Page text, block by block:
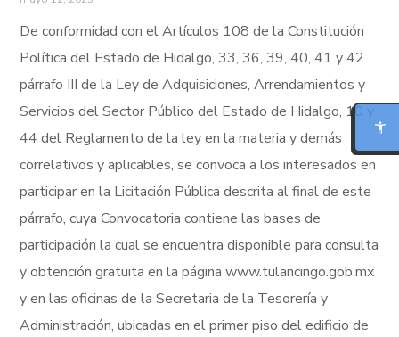
De conformidad con el Artículos 108 de la Constitución
Política del Estado de Hidalgo, 33, 36, 39, 40, 41 y 42
párrafo III de la Ley de Adquisiciones, Arrendamientos y
Servicios del Sector Público del Estado de Hidalgo, 10 y
44 del Reglamento de la ley en la materia y demás
correlativos y aplicables, se convoca a los interesados en
participar en la Licitación Pública descrita al final de este
párrafo, cuya Convocatoria contiene las bases de
participación la cual se encuentra disponible para consulta
y obtención gratuita en la página www.tulancingo.gob.mx
y en las oficinas de la Secretaria de la Tesorería y
Administración, ubicadas en el primer piso del edificio de
MODO FOCO
LECTURA PARA DISLEXIA
BIONIC READING
INTERFAZ CALMA